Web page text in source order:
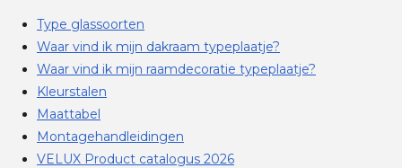
Type glassoorten
Waar vind ik mijn dakraam typeplaatje?
Waar vind ik mijn raamdecoratie typeplaatje?
Kleurstalen
Maattabel
Montagehandleidingen
VELUX Product catalogus 2026